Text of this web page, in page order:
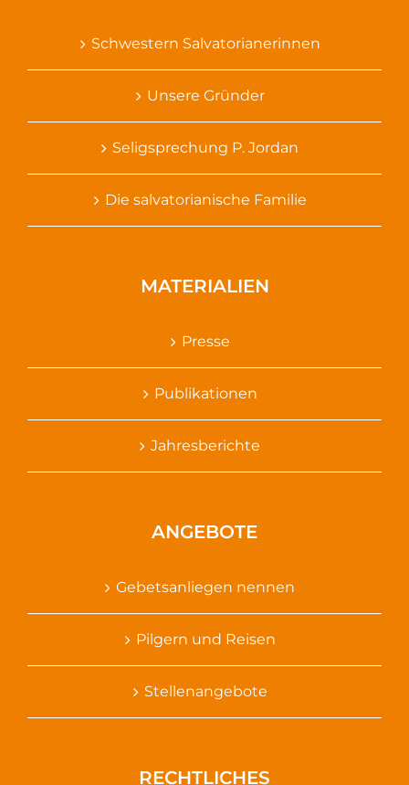
Schwestern Salvatorianerinnen
Unsere Gründer
Seligsprechung P. Jordan
Die salvatorianische Familie
MATERIALIEN
Presse
Publikationen
Jahresberichte
ANGEBOTE
Gebetsanliegen nennen
Pilgern und Reisen
Stellenangebote
RECHTLICHES